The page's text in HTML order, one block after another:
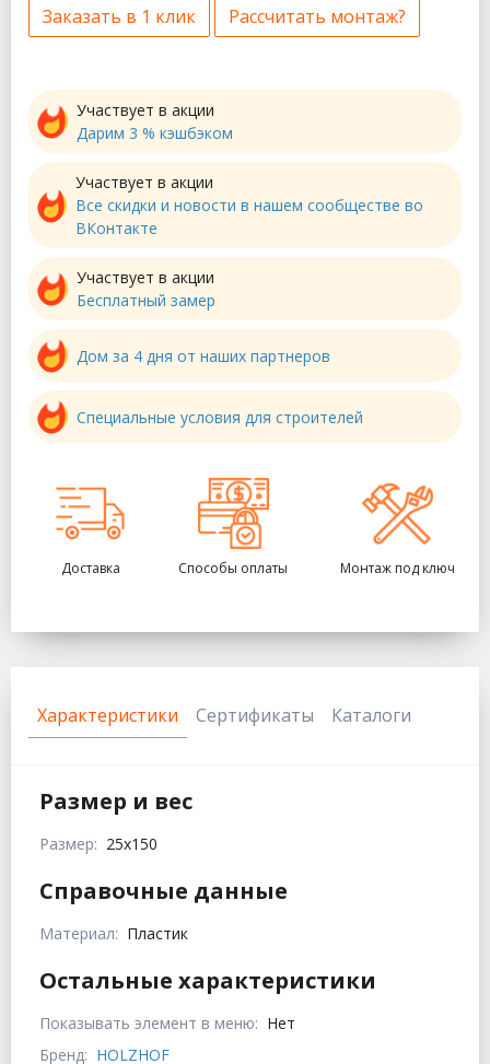
Заказать в 1 клик Рассчитать монтаж?
Участвует в акции
Дарим 3 % кэшбэком
Участвует в акции
Все скидки и новости в нашем сообществе во
ВКонтакте
Участвует в акции
Бесплатный замер
Дом за 4 дня от наших партнеров
Специальные условия для строителей
Доставка Способы оплаты Монтаж под ключ
Характеристики Сертификаты Каталоги
Размер и вес
Размер: 25x150
Справочные данные
Материал: Пластик
Остальные характеристики
Показывать элемент в меню: Нет
Бренд: HOLZHOF